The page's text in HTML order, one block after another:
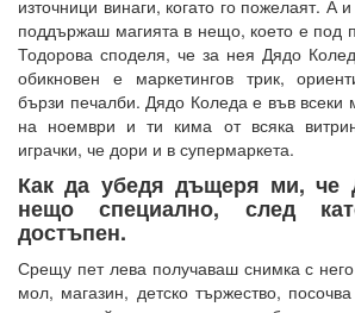
източници винаги, когато го пожелаят. А
поддържаш магията в нещо, което е под
Тодорова споделя, че за нея Дядо
обикновен е маркетингов трик,
бързи печалби. Дядо Коледа е във
на ноември и ти кима от всяка
играчки, че дори и в супермаркета.
Как да убедя дъщеря ми, че
нещо специално, след
достъпен.
Срещу пет лева получаваш снимка с
мол, магазин, детско тържество,